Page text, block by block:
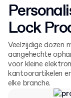
Lock
Veelzijdige dozen
aangehechte
voor kleine
kantoorartikelen
elke branche.